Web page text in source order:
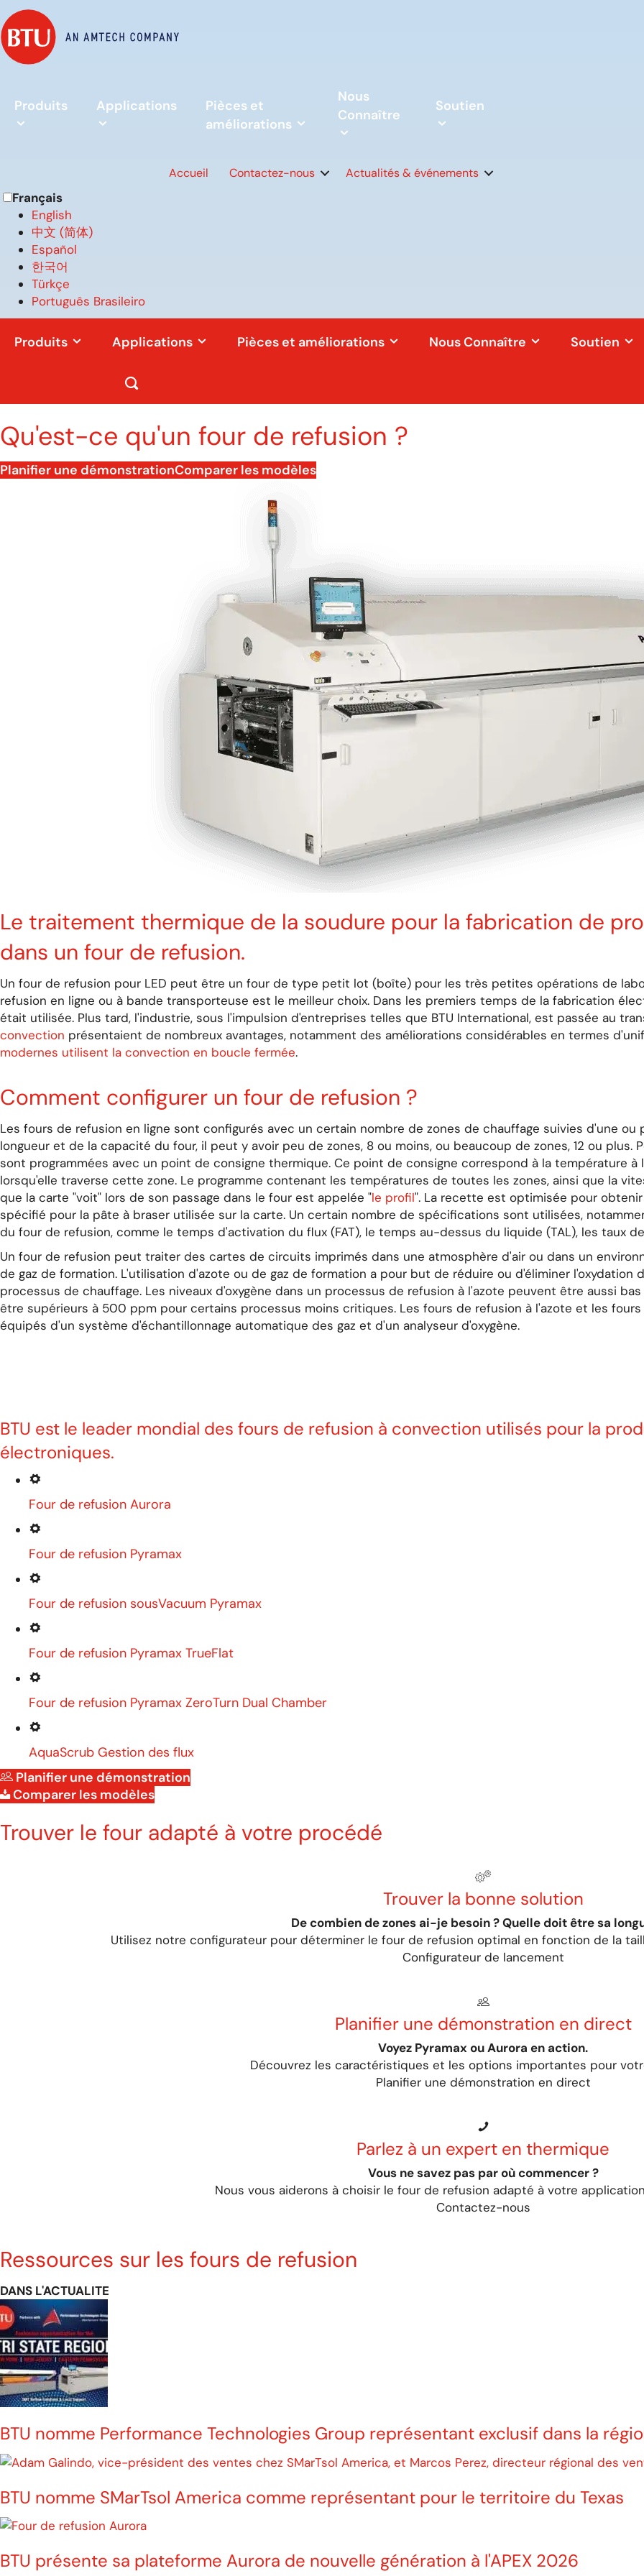
Produits Applications
Pièces et
améliorations
Nous
Connaître
Soutien
Accueil Contactez-nous Actualités & événements
Français
English
中文 (简体)
Español
한국어
Türkçe
Português Brasileiro
Produits Applications Pièces et améliorations Nous Connaître Soutien
Qu'est-ce qu'un four de refusion ?
Planifier une démonstrationComparer les modèles
Le traitement thermique de la soudure pour la fabrication de
dans un four de refusion.
Un four de refusion pour LED peut être un four de type petit lot (boîte) pour les très petites opérations de
refusion en ligne ou à bande transporteuse est le meilleur choix. Dans les premiers temps de la fabrication
était utilisée. Plus tard, l'industrie, sous l'impulsion d'entreprises telles que BTU International, est passée au
convection présentaient de nombreux avantages, notamment des améliorations considérables en termes
modernes utilisent la convection en boucle fermée.
Comment configurer un four de refusion ?
Les fours de refusion en ligne sont configurés avec un certain nombre de zones de chauffage suivies d'une
longueur et de la capacité du four, il peut y avoir peu de zones, 8 ou moins, ou beaucoup de zones, 12 ou plus.
sont programmées avec un point de consigne thermique. Ce point de consigne correspond à la température
lorsqu'elle traverse cette zone. Le programme contenant les températures de toutes les zones, ainsi que la
que la carte "voit" lors de son passage dans le four est appelée "le profil". La recette est optimisée pour
spécifié pour la pâte à braser utilisée sur la carte. Un certain nombre de spécifications sont utilisées,
du four de refusion, comme le temps d'activation du flux (FAT), le temps au-dessus du liquide (TAL), les taux
Un four de refusion peut traiter des cartes de circuits imprimés dans une atmosphère d'air ou dans un
de gaz de formation. L'utilisation d'azote ou de gaz de formation a pour but de réduire ou d'éliminer l'oxydation
processus de chauffage. Les niveaux d'oxygène dans un processus de refusion à l'azote peuvent être aussi
être supérieurs à 500 ppm pour certains processus moins critiques. Les fours de refusion à l'azote et les fours
équipés d'un système d'échantillonnage automatique des gaz et d'un analyseur d'oxygène.
BTU est le leader mondial des fours de refusion à convection utilisés pour la
électroniques.
Four de refusion Aurora
Four de refusion Pyramax
Four de refusion sousVacuum Pyramax
Four de refusion Pyramax TrueFlat
Four de refusion Pyramax ZeroTurn Dual Chamber
AquaScrub Gestion des flux
Planifier une démonstration
Comparer les modèles
Trouver le four adapté à votre procédé
Trouver la bonne solution
De combien de zones ai-je besoin ? Quelle doit être sa
Utilisez notre configurateur pour déterminer le four de refusion optimal en fonction de la
Configurateur de lancement
Planifier une démonstration en direct
Voyez Pyramax ou Aurora en action.
Découvrez les caractéristiques et les options importantes pour
Planifier une démonstration en direct
Parlez à un expert en thermique
Vous ne savez pas par où commencer ?
Nous vous aiderons à choisir le four de refusion adapté à votre
Contactez-nous
Ressources sur les fours de refusion
DANS L'ACTUALITE
BTU nomme Performance Technologies Group représentant exclusif dans la
BTU nomme SMarTsol America comme représentant pour le territoire du Texas
BTU présente sa plateforme Aurora de nouvelle génération à l'APEX 2026